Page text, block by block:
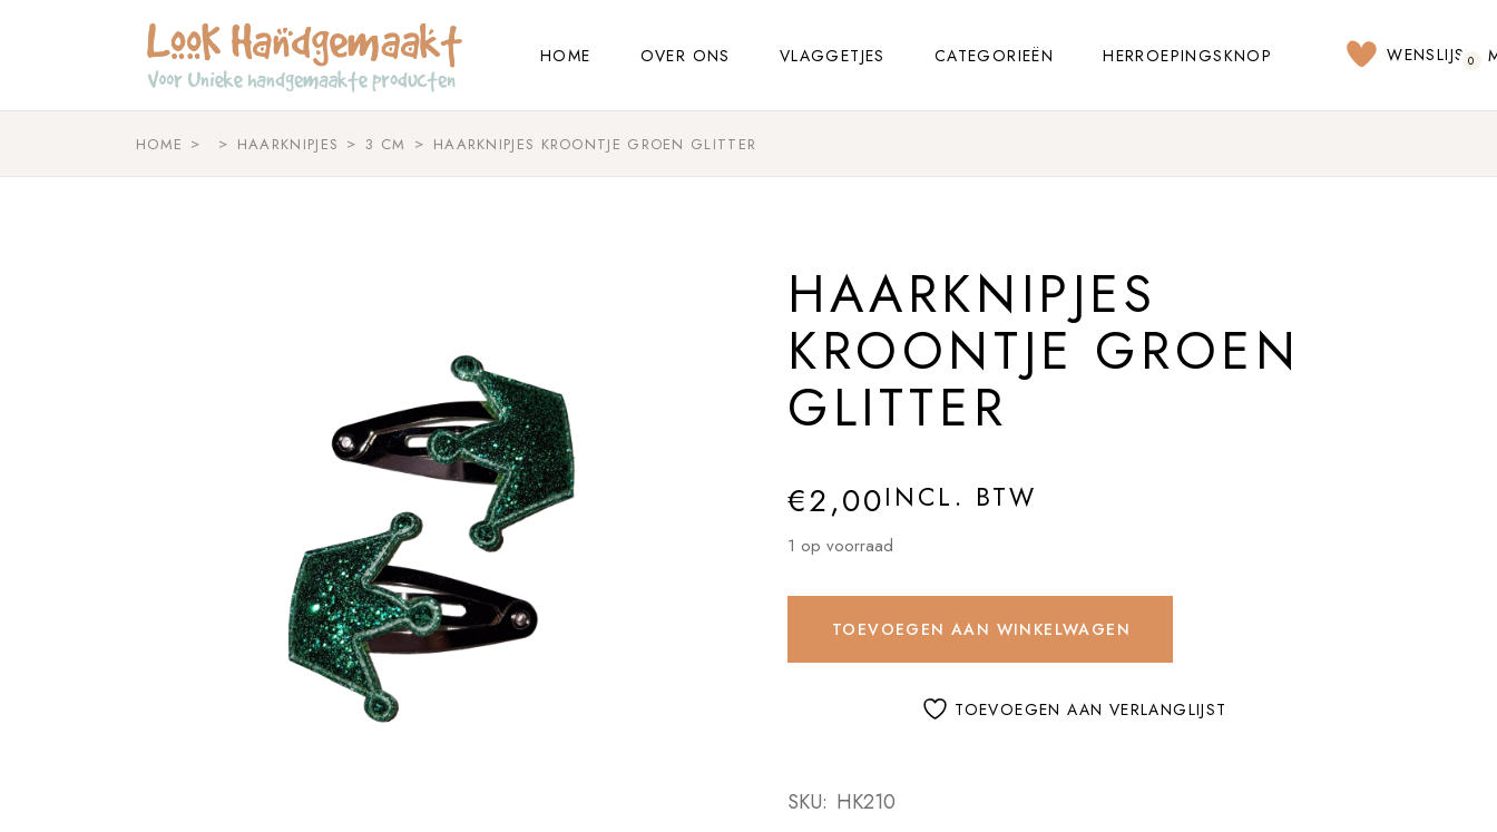
HOME OVER ONS VLAGGETJES CATEGORIEËN HERROEPINGSKNOP WENSLIJST
0
HOME HAARKNIPJES 3 CM HAARKNIPJES KROONTJE GROEN GLITTER
HAARKNIPJES
KROONTJE GROEN
GLITTER
€2,00INCL. BTW
1 op voorraad
TOEVOEGEN AAN WINKELWAGEN
TOEVOEGEN AAN VERLANGLIJST
SKU: HK210